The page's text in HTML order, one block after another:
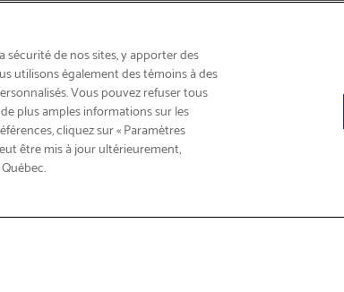
de nos sites, y apporter des
utilisons également des témoins à des
Vous pouvez refuser tous
plus amples informations sur les
cliquez sur « Paramètres
être mis à jour ultérieurement,